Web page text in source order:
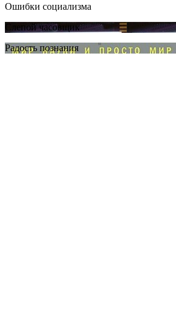
Ошибки социализма
Слепой часовщик
Радость познания